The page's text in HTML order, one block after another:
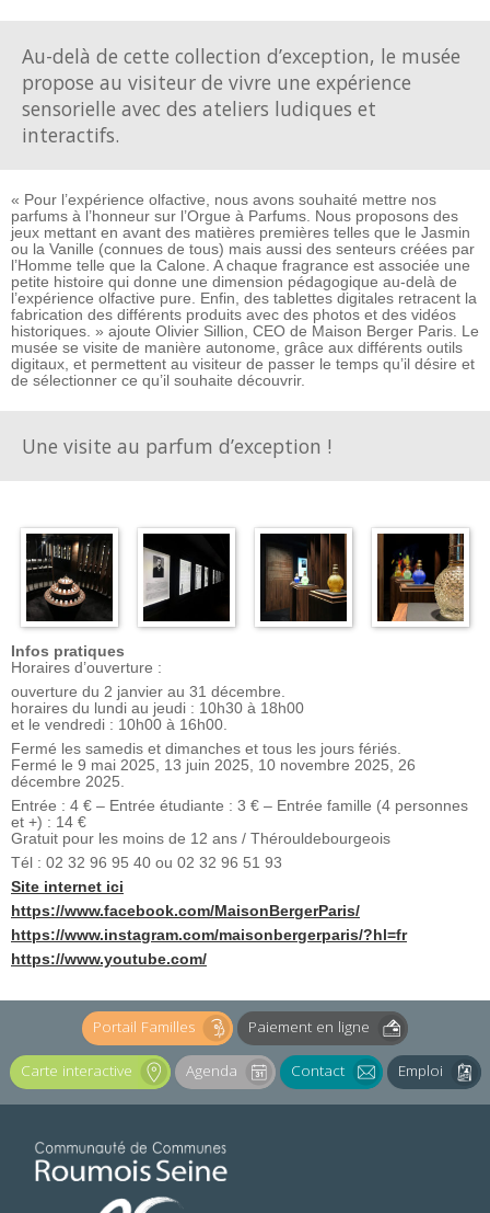
Au-delà de cette collection d’exception, le musée
propose au visiteur de vivre une expérience
sensorielle avec des ateliers ludiques et
interactifs.
« Pour l’expérience olfactive, nous avons souhaité mettre nos
parfums à l’honneur sur l’Orgue à Parfums. Nous proposons des
jeux mettant en avant des matières premières telles que le Jasmin
ou la Vanille (connues de tous) mais aussi des senteurs créées par
l’Homme telle que la Calone. A chaque fragrance est associée une
petite histoire qui donne une dimension pédagogique au-delà de
l’expérience olfactive pure. Enfin, des tablettes digitales retracent la
fabrication des différents produits avec des photos et des vidéos
historiques. » ajoute Olivier Sillion, CEO de Maison Berger Paris. Le
musée se visite de manière autonome, grâce aux différents outils
digitaux, et permettent au visiteur de passer le temps qu’il désire et
de sélectionner ce qu’il souhaite découvrir.
Une visite au parfum d’exception !
Infos pratiques
Horaires d’ouverture :
ouverture du 2 janvier au 31 décembre.
horaires du lundi au jeudi : 10h30 à 18h00
et le vendredi : 10h00 à 16h00.
Fermé les samedis et dimanches et tous les jours fériés.
Fermé le 9 mai 2025, 13 juin 2025, 10 novembre 2025, 26
décembre 2025.
Entrée : 4 € – Entrée étudiante : 3 € – Entrée famille (4 personnes
et +) : 14 €
Gratuit pour les moins de 12 ans / Thérouldebourgeois
Tél : 02 32 96 95 40 ou 02 32 96 51 93
Site internet ici
https://www.facebook.com/MaisonBergerParis/
https://www.instagram.com/maisonbergerparis/?hl=fr
https://www.youtube.com/
Portail Familles Paiement en ligne
Carte interactive Agenda Contact Emploi